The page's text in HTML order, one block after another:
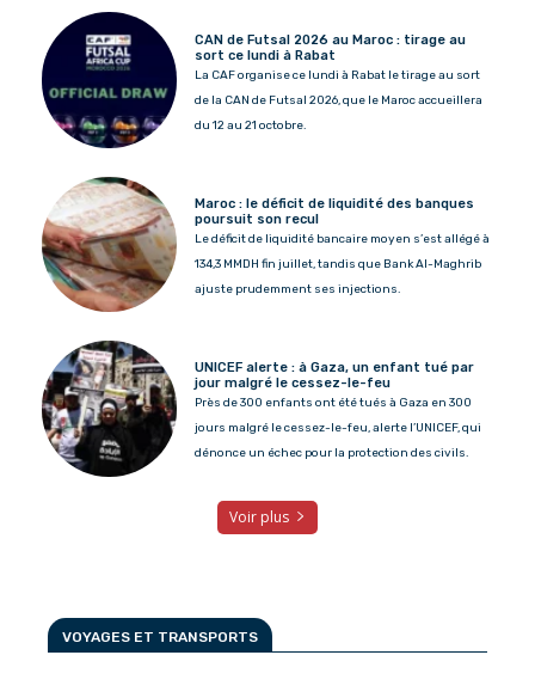
CAN de Futsal 2026 au Maroc : tirage au
sort ce lundi à Rabat
La CAF organise ce lundi à Rabat le tirage au sort
de la CAN de Futsal 2026, que le Maroc accueillera
du 12 au 21 octobre.
Maroc : le déficit de liquidité des banques
poursuit son recul
Le déficit de liquidité bancaire moyen s’est allégé à
134,3 MMDH fin juillet, tandis que Bank Al-Maghrib
ajuste prudemment ses injections.
UNICEF alerte : à Gaza, un enfant tué par
jour malgré le cessez-le-feu
Près de 300 enfants ont été tués à Gaza en 300
jours malgré le cessez-le-feu, alerte l’UNICEF, qui
dénonce un échec pour la protection des civils.
Voir plus
VOYAGES ET TRANSPORTS